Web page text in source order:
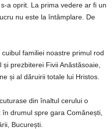
a oprit. La prima vedere ar fi un
nu este la întâmplare. De
familiei noastre primul rod
prezbiterei Fivii Anăstăsoaie,
și al dăruirii totale lui Hristos.
din înaltul cerului o
drumul spre gara Comănești,
București.